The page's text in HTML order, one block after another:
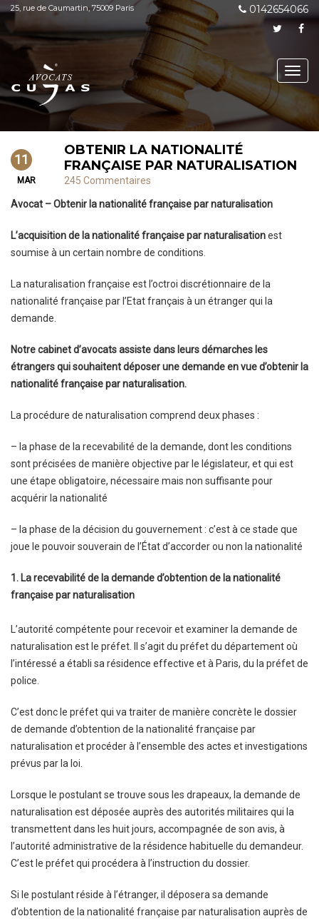
25, rue de Caumartin, 75009 Paris 0142654066
11
MAR
OBTENIR LA NATIONALITÉ
FRANÇAISE PAR NATURALISATION
245 Commentaires
Avocat – Obtenir la nationalité française par naturalisation
L’acquisition de la nationalité française par naturalisationest
soumise à un certain nombre de conditions.
La naturalisation française est l’octroi discrétionnaire de la
nationalité française par l’Etat français à un étranger qui la
demande.
Notre cabinet d’avocats assiste dans leurs démarches les
étrangers qui souhaitent déposer une demande en vue d’obtenir la
nationalité française par naturalisation.
La procédure de naturalisation comprend deux phases :
– la phase de la recevabilité de la demande, dont les conditions
sont précisées de manière objective par le législateur, et qui est
une étape obligatoire, nécessaire mais non suffisante pour
acquérir la nationalité
– la phase de la décision du gouvernement : c’est à ce stade que
joue le pouvoir souverain de l’État d’accorder ou non la nationalité
1. La recevabilité de la demande d’obtention de la nationalité
française par naturalisation
L’autorité compétente pour recevoir et examiner la demande de
naturalisation est le préfet. Il s’agit du préfet du département où
l’intéressé a établi sa résidence effective et à Paris, du la préfet de
police.
C’est donc le préfet qui va traiter de manière concrète le dossier
de demande d’obtention de la nationalité française par
naturalisation et procéder à l’ensemble des actes et investigations
prévus par la loi.
Lorsque le postulant se trouve sous les drapeaux, la demande de
naturalisation est déposée auprès des autorités militaires qui la
transmettent dans les huit jours, accompagnée de son avis, à
l’autorité administrative de la résidence habituelle du demandeur.
C’est le préfet qui procédera à l’instruction du dossier.
Si le postulant réside à l’étranger, il déposera sa demande
d’obtention de la nationalité française par naturalisation auprès de